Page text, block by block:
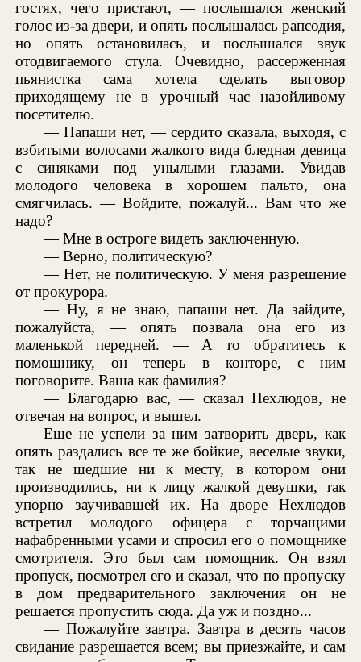
гостях, чего пристают, — послышался женский
голос из-за двери, и опять послышалась рапсодия,
но опять остановилась, и послышался звук
отодвигаемого стула. Очевидно, рассерженная
пьянистка сама хотела сделать выговор
приходящему не в урочный час назойливому
посетителю.
— Папаши нет, — сердито сказала, выходя, с
взбитыми волосами жалкого вида бледная девица
с синяками под унылыми глазами. Увидав
молодого человека в хорошем пальто, она
смягчилась. — Войдите, пожалуй... Вам что же
надо?
— Мне в остроге видеть заключенную.
— Верно, политическую?
— Нет, не политическую. У меня разрешение
от прокурора.
— Ну, я не знаю, папаши нет. Да зайдите,
пожалуйста, — опять позвала она его из
маленькой передней. — А то обратитесь к
помощнику, он теперь в конторе, с ним
поговорите. Ваша как фамилия?
— Благодарю вас, — сказал Нехлюдов, не
отвечая на вопрос, и вышел.
Еще не успели за ним затворить дверь, как
опять раздались все те же бойкие, веселые звуки,
так не шедшие ни к месту, в котором они
производились, ни к лицу жалкой девушки, так
упорно заучивавшей их. На дворе Нехлюдов
встретил молодого офицера с торчащими
нафабренными усами и спросил его о помощнике
смотрителя. Это был сам помощник. Он взял
пропуск, посмотрел его и сказал, что по пропуску
в дом предварительного заключения он не
решается пропустить сюда. Да уж и поздно...
— Пожалуйте завтра. Завтра в десять часов
свидание разрешается всем; вы приезжайте, и сам